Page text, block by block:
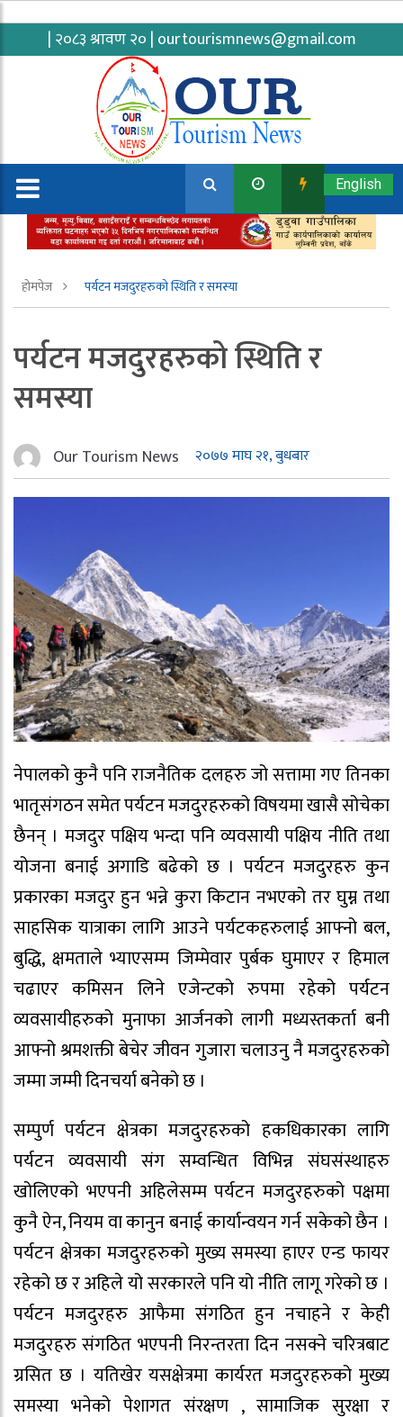
| २०८३ श्रावण २० | ourtourismnews@gmail.com
English
होमपेज पर्यटन मजदुरहरुको स्थिति र समस्या
पर्यटन मजदुरहरुको स्थिति र
समस्या
Our Tourism News २०७७ माघ २१, बुधबार
नेपालको कुनै पनि राजनैतिक दलहरु जो सत्तामा गए तिनका
भातृसंगठन समेत पर्यटन मजदुरहरुको विषयमा खासै सोचेका
छैनन् । मजदुर पक्षिय भन्दा पनि व्यवसायी पक्षिय नीति तथा
योजना बनाई अगाडि बढेको छ । पर्यटन मजदुरहरु कुन
प्रकारका मजदुर हुन भन्ने कुरा किटान नभएको तर घुम्न तथा
साहसिक यात्राका लागि आउने पर्यटकहरुलाई आफ्नो बल,
बुद्धि, क्षमताले भ्याएसम्म जिम्मेवार पुर्बक घुमाएर र हिमाल
चढाएर कमिसन लिने एजेन्टको रुपमा रहेको पर्यटन
व्यवसायीहरुको मुनाफा आर्जनको लागी मध्यस्तकर्ता बनी
आफ्नो श्रमशक्ती बेचेर जीवन गुजारा चलाउनु नै मजदुरहरुको
जम्मा जम्मी दिनचर्या बनेको छ ।
सम्पुर्ण पर्यटन क्षेत्रका मजदुरहरुको हकधिकारका लागि
पर्यटन व्यवसायी संग सम्वन्धित विभिन्न संघसंस्थाहरु
खोलिएको भएपनी अहिलेसम्म पर्यटन मजदुरहरुको पक्षमा
कुनै ऐन, नियम वा कानुन बनाई कार्यान्वयन गर्न सकेको छैन ।
पर्यटन क्षेत्रका मजदुरहरुको मुख्य समस्या हाएर एन्ड फायर
रहेको छ र अहिले यो सरकारले पनि यो नीति लागू गरेको छ ।
पर्यटन मजदुरहरु आफैमा संगठित हुन नचाहने र केही
मजदुरहरु संगठित भएपनी निरन्तरता दिन नसक्ने चरित्रबाट
ग्रसित छ । यतिखेर यसक्षेत्रमा कार्यरत मजदुरहरुको मुख्य
समस्या भनेको पेशागत संरक्षण , सामाजिक सुरक्षा र